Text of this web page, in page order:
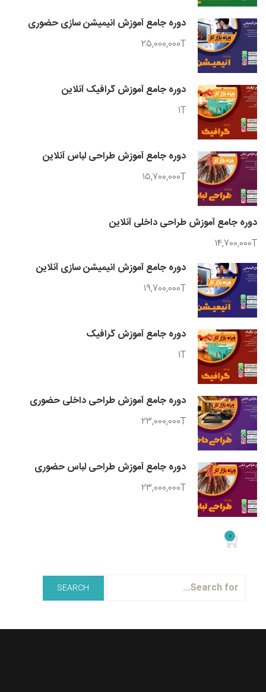
دوره جامع آموزش انیمیشن سازی حضوری
25,000,000T
دوره جامع آموزش گرافیک آنلاین
1T
دوره جامع آموزش طراحی لباس آنلاین
15,700,000T
دوره جامع آموزش طراحی داخلی آنلاین
14,700,000T
دوره جامع آموزش انیمیشن سازی آنلاین
19,700,000T
دوره جامع آموزش گرافیک
1T
دوره جامع آموزش طراحی داخلی حضوری
23,000,000T
دوره جامع آموزش طراحی لباس حضوری
23,000,000T
0